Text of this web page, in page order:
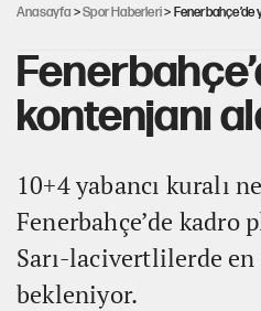
Anasayfa >Spor Haberleri> Fenerbahçe’de
kontenjanı
10+4 yabancı kuralı
Fenerbahçe’de kadro
Sarı-lacivertlilerde en
bekleniyor.